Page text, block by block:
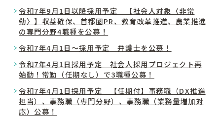
令和7年9月1日以降採用予定 【社会人対象〈非常
勤〉】収益確保、首都圏PR、教育改革推進、農業推進
の専門分野4職種を公募！
令和7年4月1日～採用予定 弁護士を公募！
令和7年4月1日採用予定 社会人採用プロジェクト再
始動！常勤（任期なし）で3職種公募！
令和7年4月1日採用予定 【任期付】事務職（DX推進
担当）、事務職（専門分野）、事務職（業務量増加対
応）公募！